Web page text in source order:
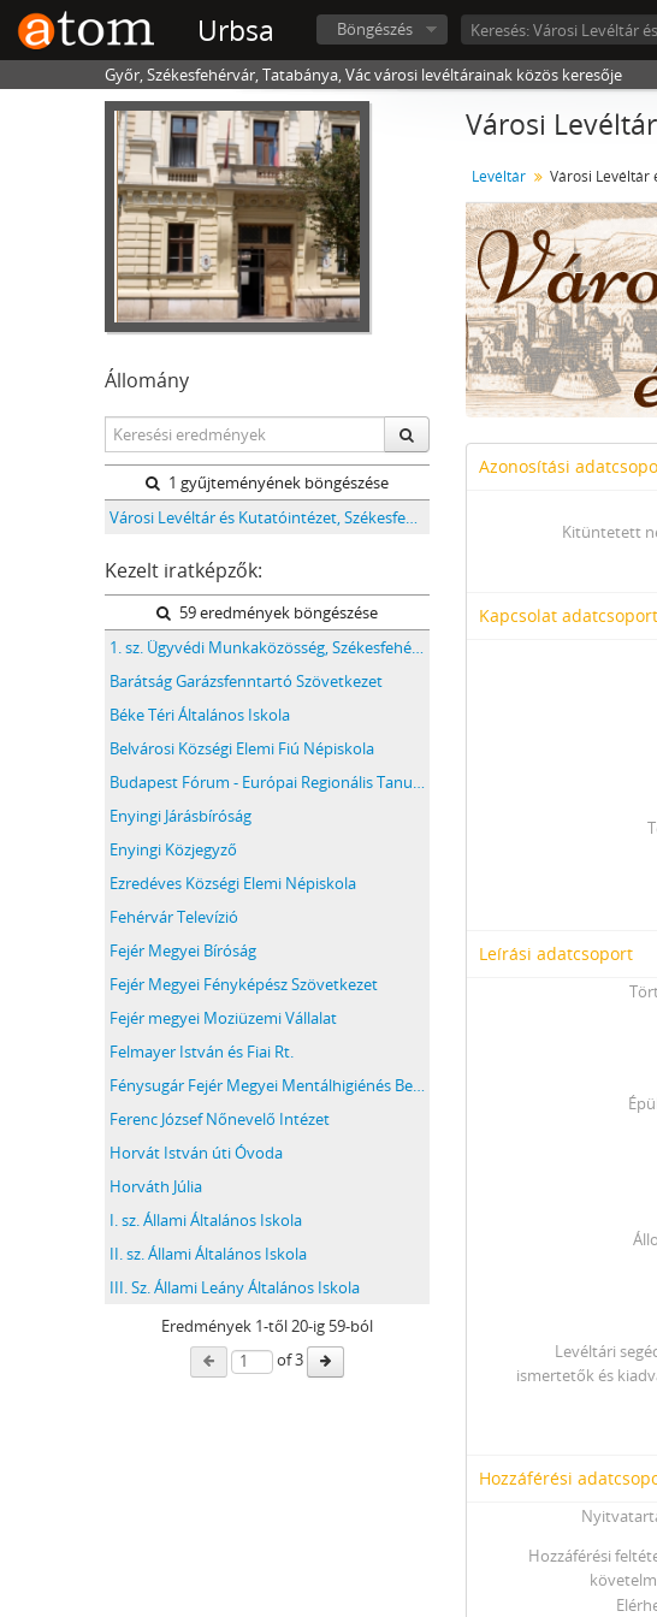
Urbsa Böngészés
Győr, Székesfehérvár, Tatabánya, Vác városi levéltárainak közös keresője
Állomány
1 gyűjteményének böngészése
Városi Levéltár és Kutatóintézet, Székesfehérvár
Kezelt iratképzők:
59 eredmények böngészése
1. sz. Ügyvédi Munkaközösség, Székesfehérvár
Barátság Garázsfenntartó Szövetkezet
Béke Téri Általános Iskola
Belvárosi Községi Elemi Fiú Népiskola
Budapest Fórum - Európai Regionális Tanulmányok Hálózata
Enyingi Járásbíróság
Enyingi Közjegyző
Ezredéves Községi Elemi Népiskola
Fehérvár Televízió
Fejér Megyei Bíróság
Fejér Megyei Fényképész Szövetkezet
Fejér megyei Moziüzemi Vállalat
Felmayer István és Fiai Rt.
Fénysugár Fejér Megyei Mentálhigiénés Betegek Egyesülete
Ferenc József Nőnevelő Intézet
Horvát István úti Óvoda
Horváth Júlia
I. sz. Állami Általános Iskola
II. sz. Állami Általános Iskola
III. Sz. Állami Leány Általános Iskola
Eredmények 1-től20-ig 59-ból
of 3
Városi
Levéltár
Azonosítási
Kitüntetett
Kapcsolat adatcsoport
Leírási adatcsoport
Levéltári
ismertetők és
Hozzáférési
Hozzáférési